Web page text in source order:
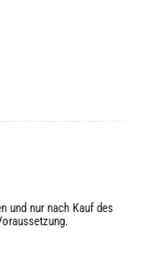
und nur nach Kauf des